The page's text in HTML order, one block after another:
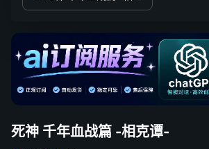
死神 千年血战篇 -相克谭-